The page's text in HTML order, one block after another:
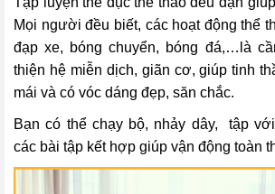
Mọi người đều biết, các hoạt động thể
đạp xe, bóng chuyển, bóng đá,…là
thiện hệ miễn dịch, giãn cơ, giúp tinh
mái và có vóc dáng đẹp, săn chắc.
Bạn có thể chạy bộ, nhảy dây, tập
các bài tập kết hợp giúp vận động toàn